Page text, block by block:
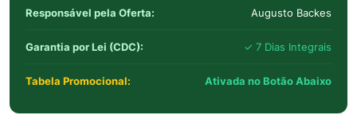
Responsável pela Oferta: Augusto Backes
Garantia por Lei (CDC): ✓ 7 Dias Integrais
Tabela Promocional: Ativada no Botão Abaixo